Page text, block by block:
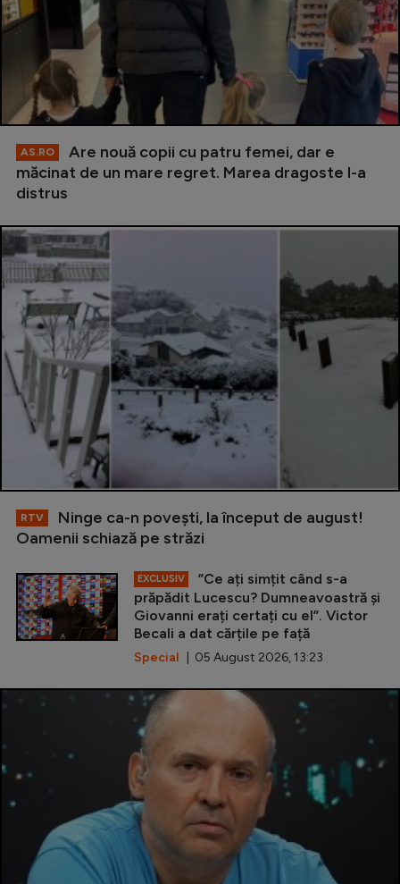
AS.RO
Are nouă copii cu patru femei, dar e
măcinat de un mare regret. Marea dragoste l-a
distrus
RTV
Ninge ca-n povești, la început de august!
Oamenii schiază pe străzi
EXCLUSIV
”Ce ați simțit când s-a
prăpădit Lucescu? Dumneavoastră și
Giovanni erați certați cu el”. Victor
Becali a dat cărțile pe față
Special | 05 August 2026, 13:23